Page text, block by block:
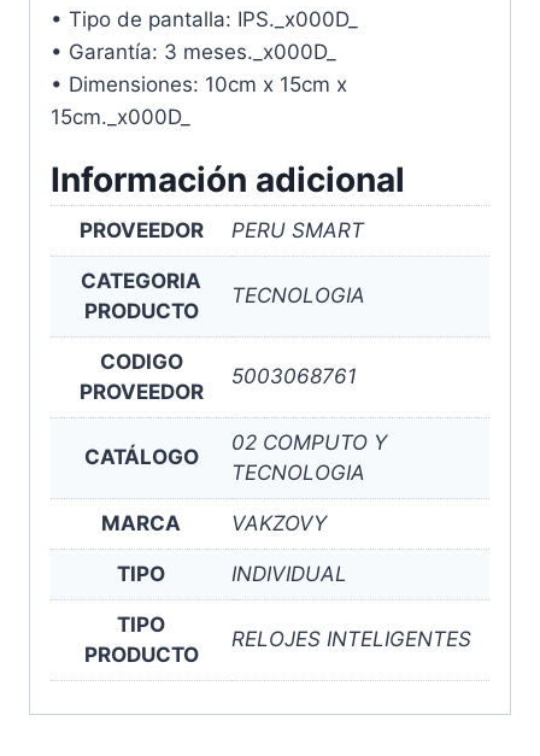
• Tipo de pantalla: IPS._x000D_
• Garantía: 3 meses._x000D_
• Dimensiones: 10cm x 15cm x
15cm._x000D_
Información adicional
PROVEEDOR PERU SMART
CATEGORIA
PRODUCTO
TECNOLOGIA
CODIGO
PROVEEDOR
5003068761
CATÁLOGO
02 COMPUTO Y
TECNOLOGIA
MARCA VAKZOVY
TIPO INDIVIDUAL
TIPO
PRODUCTO
RELOJES INTELIGENTES